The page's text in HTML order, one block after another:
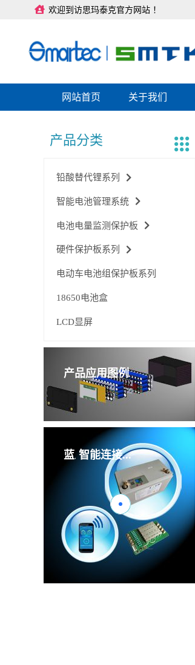
欢迎到访思玛泰克官方网站 ！
网站首页 关于我们
产品分类
铅酸替代锂系列
智能电池管理系统
电池电量监测保护板
硬件保护板系列
电动车电池组保护板系列
18650电池盒
LCD显屏
产品应用图例
管理板 智能连接...